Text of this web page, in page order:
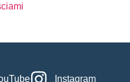
Instagram